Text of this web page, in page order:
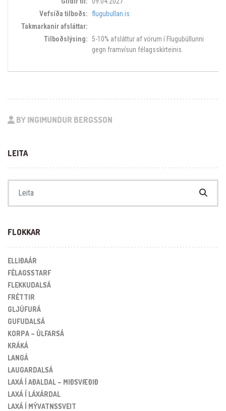
flugubullan.is
5-10% afsláttur af vörum í Flugubúllunni
gegn framvísun félagsskírteinis.
BY INGIMUNDUR BERGSSON
LEITA
FLOKKAR
ELLIÐAÁR
FÉLAGSSTARF
FLEKKUDALSÁ
FRÉTTIR
GLJÚFURÁ
GUFUDALSÁ
KORPA – ÚLFARSÁ
KRÁKÁ
LANGÁ
LAUGARDALSÁ
LAXÁ Í AÐALDAL – MIÐSVÆÐIÐ
LAXÁ Í LÁXÁRDAL
LAXÁ Í MÝVATNSSVEIT